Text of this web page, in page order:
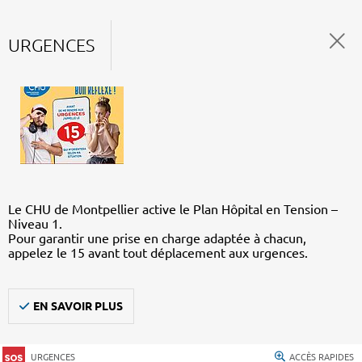
URGENCES
Le CHU de Montpellier active le Plan Hôpital en Tension –
Niveau 1.
Pour garantir une prise en charge adaptée à chacun,
appelez le 15 avant tout déplacement aux urgences.
EN SAVOIR PLUS
URGENCES ACCÈS RAPIDES